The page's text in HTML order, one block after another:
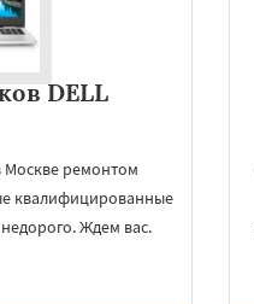
DELL
Москве ремонтом
квалифицированные
Ждем вас.